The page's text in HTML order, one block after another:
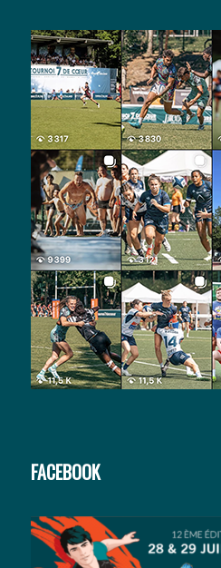
FACEBOOK